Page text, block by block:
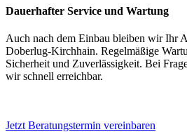
Dauerhafter Service und Wartung
Auch nach dem Einbau bleiben wir Ihr
Doberlug-Kirchhain. Regelmäßige
Sicherheit und Zuverlässigkeit. Bei
wir schnell erreichbar.
Jetzt Beratungstermin vereinbaren